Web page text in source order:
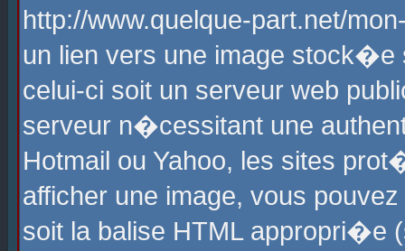
http://www.quelque-part.net/
un lien vers une image
celui-ci soit un serveur web
serveur n�cessitant une
Hotmail ou Yahoo, les sites
afficher une image, vous
soit la balise HTML